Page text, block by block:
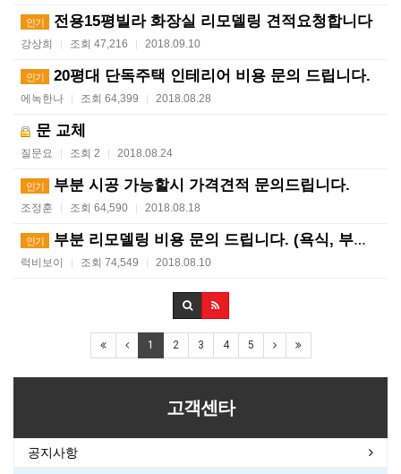
인기 전용15평빌라 화장실 리모델링 견적요청합니다
강상희 | 조회 47,216 | 2018.09.10
인기 20평대 단독주택 인테리어 비용 문의 드립니다.
에녹한나 | 조회 64,399 | 2018.08.28
문 교체
질문요 | 조회 2 | 2018.08.24
인기 부분 시공 가능할시 가격견적 문의드립니다.
조정훈 | 조회 64,590 | 2018.08.18
인기 부분 리모델링 비용 문의 드립니다. (욕식, 부엌, 방…
럭비보이 | 조회 74,549 | 2018.08.10
1 2 3 4 5
고객센타
공지사항